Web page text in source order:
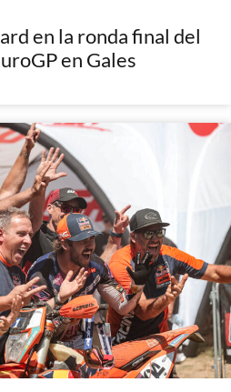
en la ronda final del
en Gales